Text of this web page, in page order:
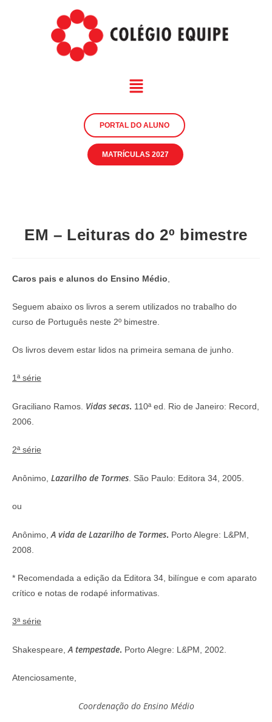
PORTAL DO ALUNO
MATRÍCULAS 2027
EM – Leituras do 2º bimestre
Caros pais e alunos do Ensino Médio
Seguem abaixo os livros a serem utilizados no trabalho do
curso de Português neste 2º bimestre.
Os livros devem estar lidos na primeira semana de junho.
1ª série
Graciliano Ramos. Vidas secas. 110ª ed. Rio de Janeiro: Record,
2006.
2ª série
Anônimo, Lazarilho de Tormes . São Paulo: Editora 34, 2005.
ou
Anônimo, A vida de Lazarilho de Tormes. Porto Alegre: L&PM,
2008.
* Recomendada a edição da Editora 34, bilíngue e com aparato
crítico e notas de rodapé informativas.
3ª série
Shakespeare, A tempestade. Porto Alegre: L&PM, 2002.
Atenciosamente,
Coordenação do Ensino Médio